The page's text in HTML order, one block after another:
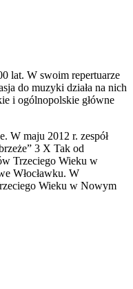
lat. W swoim repertuarze
do muzyki działa na nich
i ogólnopolskie główne
W maju 2012 r. zespół
3 X Tak od
Trzeciego Wieku w
Włocławku. W
Wieku w Nowym